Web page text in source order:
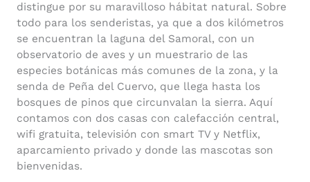
distingue por su maravilloso hábitat natural. Sobre
todo para los senderistas, ya que a dos kilómetros
se encuentran la laguna del Samoral, con un
observatorio de aves y un muestrario de las
especies botánicas más comunes de la zona, y la
senda de Peña del Cuervo, que llega hasta los
bosques de pinos que circunvalan la sierra. Aquí
contamos con dos casas con calefacción central,
wifi gratuita, televisión con smart TV y Netflix,
aparcamiento privado y donde las mascotas son
bienvenidas.